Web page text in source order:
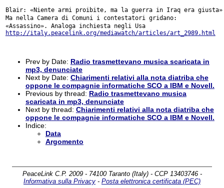
Blair: «Niente armi proibite, ma la guerra in Iraq era giusta»
Ma nella Camera di Comuni i contestatori gridano:
«Assassino». Analoga inchiesta negli Usa
http://italy.peacelink.org/mediawatch/articles/art_2989.html
Prev by Date: Radio trasmettevano musica scaricata in
mp3, denunciate
Next by Date: Chiarimenti relativi alla nota diatriba che
oppone le compagnie informatiche SCO a IBM e Novell.
Previous by thread: Radio trasmettevano musica
scaricata in mp3, denunciate
Next by thread: Chiarimenti relativi alla nota diatriba che
oppone le compagnie informatiche SCO a IBM e Novell.
Indice:
Data
Argomento
PeaceLink C.P. 2009 - 74100 Taranto (Italy) - CCP 13403746 -
Informativa sulla Privacy - Posta elettronica certificata (PEC)